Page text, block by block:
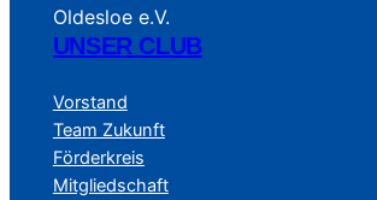
Oldesloe e.V.
UNSER CLUB
Vorstand
Team Zukunft
Förderkreis
Mitgliedschaft